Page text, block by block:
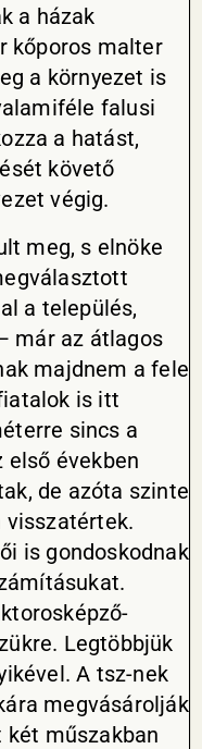
a házak
kőporos malter
a környezet is
falusi
a hatást,
követő
végig.
meg, s elnöke
a település,
már az átlagos
majdnem a fele
is itt
sincs a
első években
de azóta szinte
visszatértek.
is gondoskodnak
Legtöbbjük
A tsz-nek
megvásárolják
két műszakban